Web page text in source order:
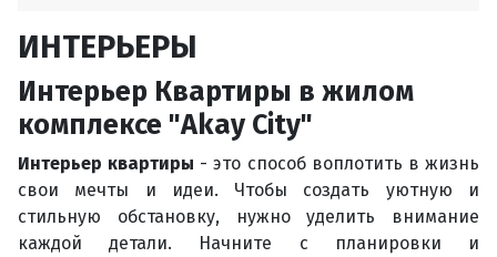
ИНТЕРЬЕРЫ
Интерьер Квартиры в жилом
комплексе "Akay City"
Интерьер квартиры - это способ воплотить в жизнь
свои мечты и идеи. Чтобы создать уютную и
стильную обстановку, нужно уделить внимание
каждой детали. Начните с планировки и